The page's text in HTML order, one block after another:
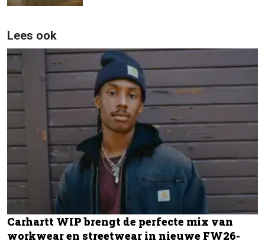
Lees ook
Carhartt WIP brengt de perfecte mix van
workwear en streetwear in nieuwe FW26-